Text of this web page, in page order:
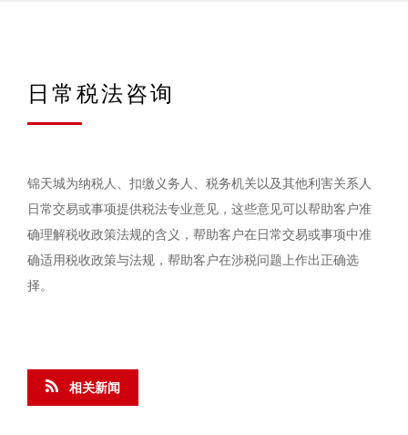
日常税法咨询
锦天城为纳税人、扣缴义务人、税务机关以及其他利害关系人
日常交易或事项提供税法专业意见，这些意见可以帮助客户准
确理解税收政策法规的含义，帮助客户在日常交易或事项中准
确适用税收政策与法规，帮助客户在涉税问题上作出正确选
择。
相关新闻